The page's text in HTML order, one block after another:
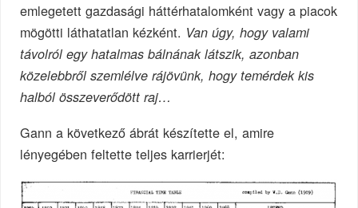
emlegetett gazdasági háttérhatalomként vagy a piacok
mögötti láthatatlan kézként. Van úgy, hogy valami
távolról egy hatalmas bálnának látszik, azonban
közelebbről szemlélve rájövünk, hogy temérdek kis
halból összeverődött raj…
Gann a következő ábrát készítette el, amire
lényegében feltette teljes karrierjét: